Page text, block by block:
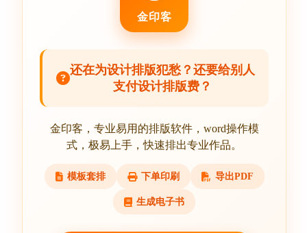
金印客
还在为设计排版犯愁？还要给别人
支付设计排版费？
金印客，专业易用的排版软件，word操作模
式，极易上手，快速排出专业作品。
模板套排 下单印刷 导出PDF
生成电子书